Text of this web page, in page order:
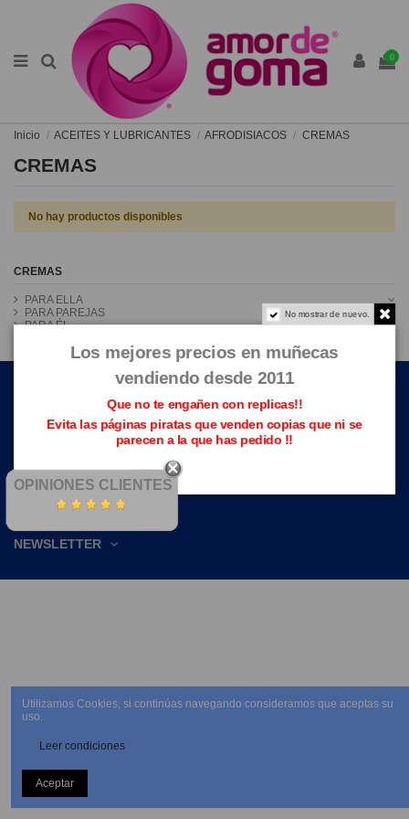
0
Inicio ACEITES Y LUBRICANTES AFRODISIACOS CREMAS
CREMAS
No hay productos disponibles
CREMAS
PARA ELLA
PARA PAREJAS
PARA ÉL
ENLACES DE INTERÉS
CONTACTE CON NOSOTROS
OPINIONES CLIENTES
NEWSLETTER
No mostrar de nuevo.
Los mejores precios en muñecas
vendiendo desde 2011
Que no te engañen con replicas!!
Evita las páginas piratas que venden copias que ni se
parecen a la que has pedido !!
Utilizamos Cookies, si continúas navegando consideramos que aceptas su
uso.
Leer condiciones
Aceptar